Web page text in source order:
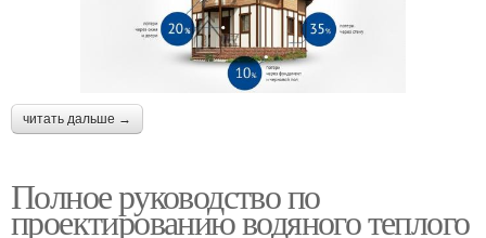
читать дальше →
Полное руководство по
проектированию водяного теплого